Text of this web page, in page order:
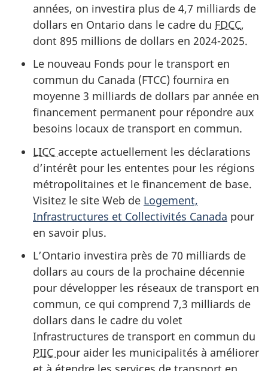
années, on investira plus de 4,7 milliards de
dollars en Ontario dans le cadre du FDCC,
dont 895 millions de dollars en 2024-2025.
Le nouveau Fonds pour le transport en
commun du Canada (FTCC) fournira en
moyenne 3 milliards de dollars par année en
financement permanent pour répondre aux
besoins locaux de transport en commun.
LICC accepte actuellement les déclarations
d’intérêt pour les ententes pour les régions
métropolitaines et le financement de base.
Visitez le site Web de Logement,
Infrastructures et Collectivités Canada pour
en savoir plus.
L’Ontario investira près de 70 milliards de
dollars au cours de la prochaine décennie
pour développer les réseaux de transport en
commun, ce qui comprend 7,3 milliards de
dollars dans le cadre du volet
Infrastructures de transport en commun du
PIIC pour aider les municipalités à améliorer